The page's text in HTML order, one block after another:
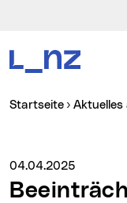
Sie sind hier:
Startseite
Medienservice vom:
04.04.2025
Beeinträchtigungen im